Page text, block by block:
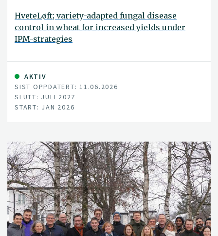
HveteLøft; variety-adapted fungal disease
control in wheat for increased yields under
IPM-strategies
AKTIV
SIST OPPDATERT: 11.06.2026
SLUTT: JULI 2027
START: JAN 2026